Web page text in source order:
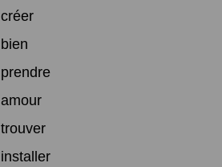
créer
bien
prendre
amour
trouver
installer